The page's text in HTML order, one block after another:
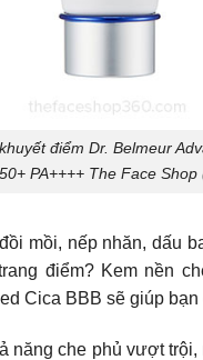
điểm Dr. Belmeur
PA++++ The Face Shop
mồi, nếp nhăn, dấu
điểm? Kem nền
Cica BBB sẽ giúp bạn
năng che phủ vượt